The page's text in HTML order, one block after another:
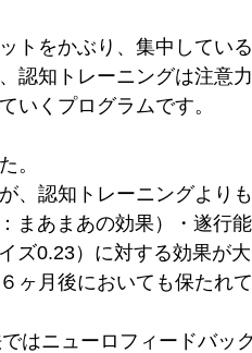
トをかぶり、集中してい
認知トレーニングは注意
いくプログラムです。
。
、認知トレーニングより
まあまあの効果）・遂行
ズ0.23）に対する効果が大
月後においても保たれて
はニューロフィードバッ